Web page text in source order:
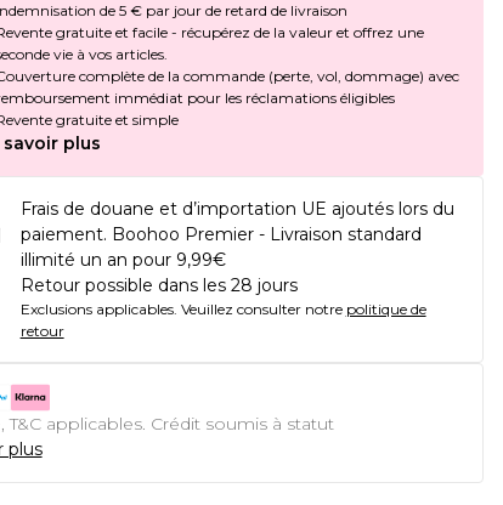
de 5 € par jour de retard de livraison
gratuite et facile - récupérez de la valeur et offrez une
vie à vos articles.
complète de la commande (perte, vol, dommage) avec
immédiat pour les réclamations éligibles
gratuite et simple
savoir plus
Frais de douane et d’importation UE ajoutés lors du
paiement. Boohoo Premier - Livraison standard
illimité un an pour 9,99€
Retour possible dans les 28 jours
Exclusions applicables. Veuillez consulter notre politique de
retour
T&C applicables. Crédit soumis à statut
plus